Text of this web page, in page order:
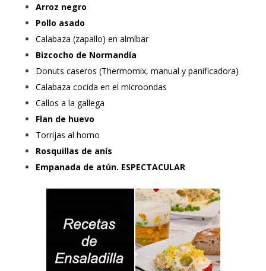
Arroz negro
Pollo asado
Calabaza (zapallo) en almíbar
Bizcocho de Normandía
Donuts caseros (Thermomix, manual y panificadora)
Calabaza cocida en el microondas
Callos a la gallega
Flan de huevo
Torrijas al horno
Rosquillas de anís
Empanada de atún. ESPECTACULAR